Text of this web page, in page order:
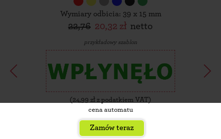
Wymiary odbicia: 39 x 15 mm
22,76 20,32 zł netto
przykładowy szablon
( 24,99 zł z podatkiem VAT)
cena automatu
Zamów teraz